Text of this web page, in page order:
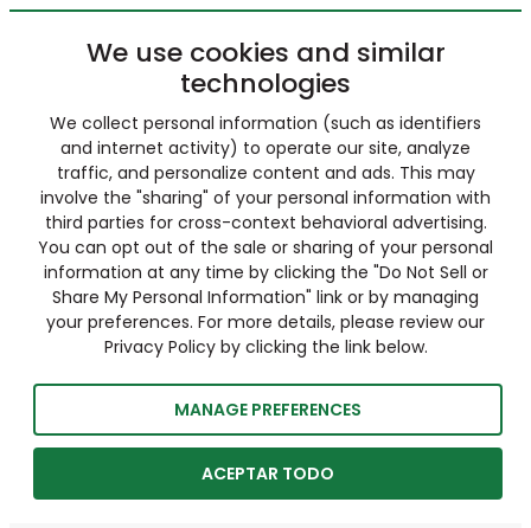
We use cookies and similar
technologies
We collect personal information (such as identifiers
and internet activity) to operate our site, analyze
traffic, and personalize content and ads. This may
involve the "sharing" of your personal information with
third parties for cross-context behavioral advertising.
You can opt out of the sale or sharing of your personal
information at any time by clicking the "Do Not Sell or
Share My Personal Information" link or by managing
your preferences. For more details, please review our
Privacy Policy by clicking the link below.
MANAGE PREFERENCES
ACEPTAR TODO